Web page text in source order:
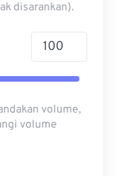
disarankan).
volume,
volume